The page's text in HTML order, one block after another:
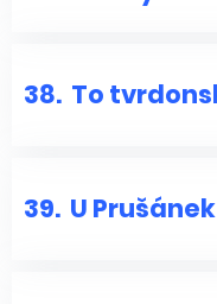
38. To
39. U